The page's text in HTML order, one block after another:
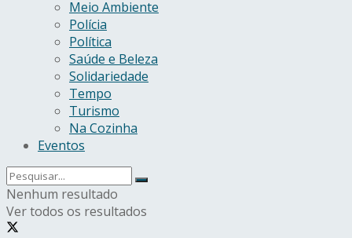
Meio Ambiente
Polícia
Política
Saúde e Beleza
Solidariedade
Tempo
Turismo
Na Cozinha
Eventos
Nenhum resultado
Ver todos os resultados